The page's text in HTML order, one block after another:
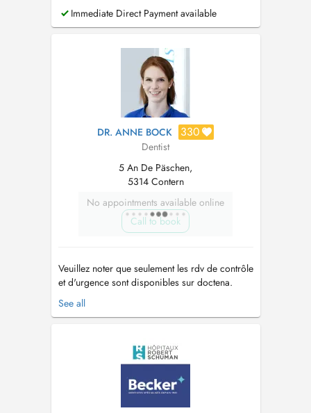
Immediate Direct Payment available
DR. ANNE BOCK 330
Dentist
5 An De Päschen,
5314 Contern
No appointments available online
Call to book
Veuillez noter que seulement les rdv de contrôle
et d'urgence sont disponibles sur doctena.
Pour toute prise de rdv pour des soins (caries,
prothèse,...) veuillez vous adresser par
directement le cabin...
See all